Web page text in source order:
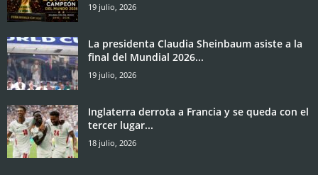
19 julio, 2026
La presidenta Claudia Sheinbaum asiste a la
final del Mundial 2026...
19 julio, 2026
Inglaterra derrota a Francia y se queda con el
tercer lugar...
18 julio, 2026